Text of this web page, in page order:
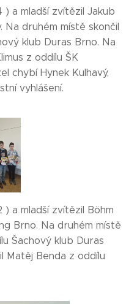
) a mladší zvítězil Jakub
Na druhém místě skončil
klub Duras Brno. Na
z oddílu ŠK
chybí Hynek Kulhavý,
vyhlášení.
) a mladší zvítězil Böhm
Brno. Na druhém místě
Šachový klub Duras
Matěj Benda z oddílu